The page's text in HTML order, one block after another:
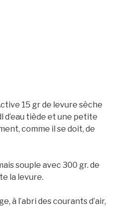
15 gr de levure sèche
d’eau tiède et une petite
comme il se doit, de
souple avec 300 gr. de
la levure.
à l’abri des courants d’air,